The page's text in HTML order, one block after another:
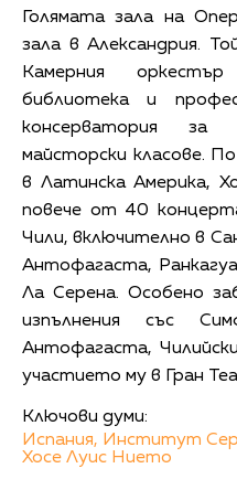
Голямата зала на
зала в Александрия.
Камерния
библиотека и
консерватория
майсторски класове.
в Латинска Америка,
повече от 40
Чили, включително в
Антофагаста,
Ла Серена. Особено
изпълнения със
Антофагаста,
участието му в Гран
Ключови думи:
Испания, Институт
Хосе Луис Нието